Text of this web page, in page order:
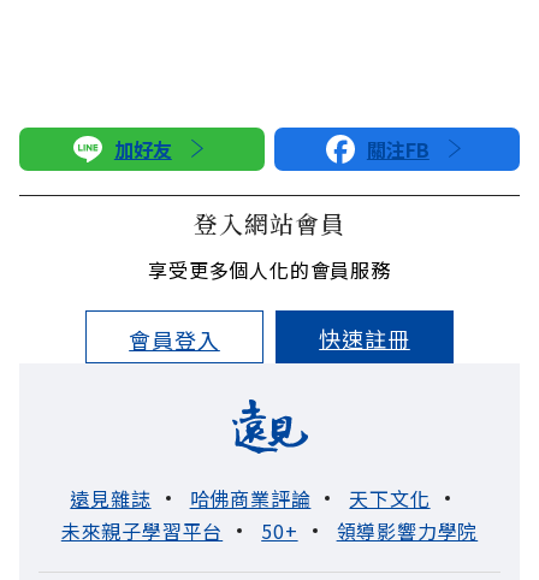
加好友 關注FB
登入網站會員
享受更多個人化的會員服務
會員登入 快速註冊
遠見雜誌 哈佛商業評論
天下文化
未來親子學習平台
50+ 領導影響力學院